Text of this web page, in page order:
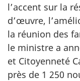
l’accent sur la
d’œuvre,
la réunion des
le ministre a
et Citoyenneté
près de 1 250